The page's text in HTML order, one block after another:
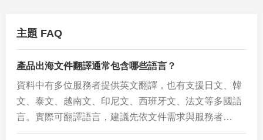
主題 FAQ
產品出海文件翻譯通常包含哪些語言？
資料中有多位服務者提供英文翻譯，也有支援日文、韓
文、泰文、越南文、印尼文、西班牙文、法文等多國語
言。實際可翻譯語言，建議先依文件需求與服務者…